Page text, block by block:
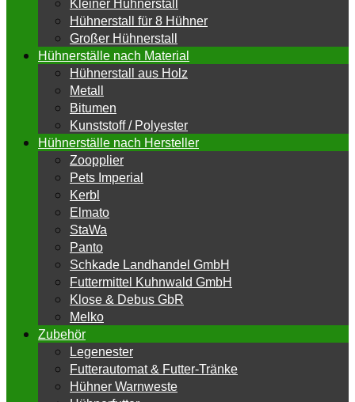
Kleiner Hühnerstall
Hühnerstall für 8 Hühner
Großer Hühnerstall
Hühnerställe nach Material
Hühnerstall aus Holz
Metall
Bitumen
Kunststoff / Polyester
Hühnerställe nach Hersteller
Zoopplier
Pets Imperial
Kerbl
Elmato
StaWa
Panto
Schkade Landhandel GmbH
Futtermittel Kuhnwald GmbH
Klose & Debus GbR
Melko
Zubehör
Legenester
Futterautomat & Futter-Tränke
Hühner Warnweste